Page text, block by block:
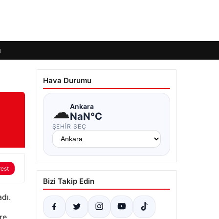
Hava Durumu
☁Ankara
NaN°C
ŞEHIR SEÇ
Bizi Takip Edin